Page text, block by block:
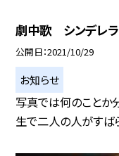
劇中歌 シンデレラ
公開日 2021/10/29
お知らせ
写真では何のことか
生で二人の人がすば